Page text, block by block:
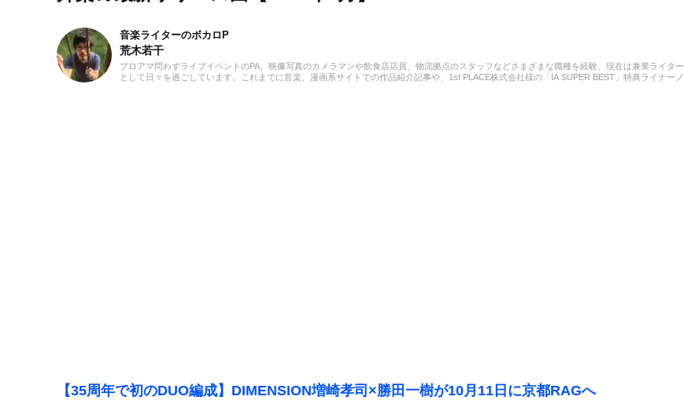
音楽ライターのボカロP
荒木若干
プロアマ問わずライブイベントのPA、映像写真のカメラマンや飲食店店員、物流拠点のスタッフなどさまざまな職種を経験、現在は兼業ライター
として日々を過ごしています。これまでに音楽、漫画系サイトでの作品紹介記事や、1st PLACE株式会社様の「IA SUPER BEST」特典ライナーノ
【35周年で初のDUO編成】DIMENSION増崎孝司×勝田一樹が10月11日に京都RAGへ